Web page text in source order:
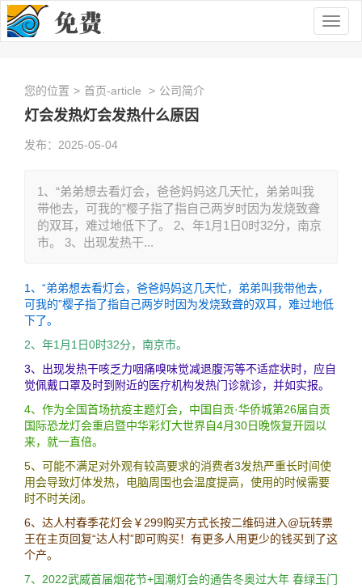
您的位置 > 首页-article > 公司简介
灯会发热灯会发热什么原因
发布：2025-05-04
1、“弟弟想去看灯会，爸爸妈妈这几天忙，弟弟叫我
带他去，可我的”樱子指了指自己两岁时因为发烧致聋
的双耳，难过地低下了。 2、年1月1日0时32分，南京
市。 3、出现发热干...
1、“弟弟想去看灯会，爸爸妈妈这几天忙，弟弟叫我带他去，
可我的”樱子指了指自己两岁时因为发烧致聋的双耳，难过地低
下了。
2、年1月1日0时32分，南京市。
3、出现发热干咳乏力咽痛嗅味觉减退腹泻等不适症状时，应自
觉佩戴口罩及时到附近的医疗机构发热门诊就诊，并如实报。
4、作为全国首场抗疫主题灯会，中国自贡·华侨城第26届自贡
国际恐龙灯会重启暨中华彩灯大世界自4月30日晚恢复开园以
来，就一直倍。
5、可能不满足对外观有较高要求的消费者3发热严重长时间使
用会导致灯体发热，电脑周围也会温度提高，使用的时候需要
时不时关闭。
6、达人村春季花灯会￥299购买方式长按二维码进入@玩转票
王在主页回复“达人村”即可购买！有更多人用更少的钱买到了这
个产。
7、2022武威首届烟花节+国潮灯会的通告冬奥过大年 春绿玉门